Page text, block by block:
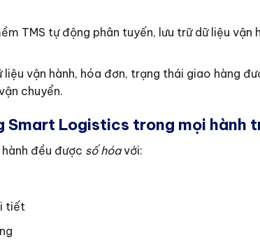
TMS tự động phân tuyến, lưu trữ dữ liệu
liệu vận hành, hóa đơn, trạng thái giao hàng
chuyển.
Smart Logistics trong mọi hành
đều được số hóavới:
tiết